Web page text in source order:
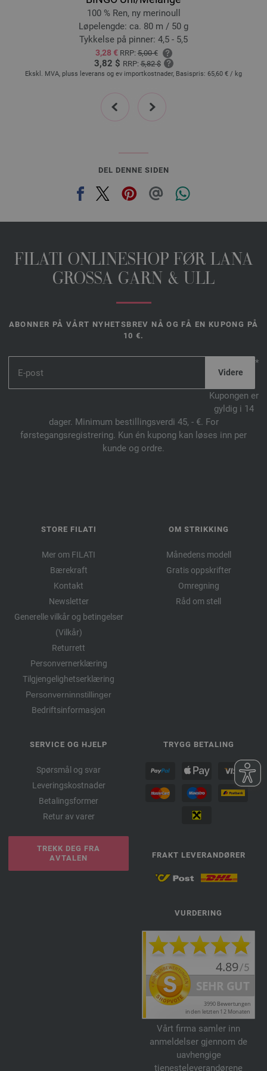
100 % Ren, ny merinoull
Løpelengde: ca. 80 m / 50 g
Tykkelse på pinner: 4,5 - 5,5
3,28 € RRP:5,00 €
3,82 $ RRP:5,82 $
Ekskl. MVA, pluss leverans og ev importkostnader, Basispris: 65,60 € / kg
prev next
DEL DENNE SIDEN
FILATI ONLINESHOP FØR LANA
GROSSA GARN & ULL
ABONNER PÅ VÅRT NYHETSBREV NÅ OG FÅ EN KUPONG PÅ
10 €.
*
Kupongen er
gyldig i 14
dager. Minimum bestillingsverdi 45, - €. For
førstegangsregistrering. Kun én kupong kan løses inn per
kunde og ordre.
STORE FILATI
Mer om FILATI
Bærekraft
Kontakt
Newsletter
Generelle vilkår og betingelser
(Vilkår)
Returrett
Personvernerklæring
Tilgjengelighetserklæring
Personverninnstillinger
Bedriftsinformasjon
OM STRIKKING
Månedens modell
Gratis oppskrifter
Omregning
Råd om stell
SERVICE OG HJELP
Spørsmål og svar
Leveringskostnader
Betalingsformer
Retur av varer
TREKK DEG FRA
AVTALEN
TRYGG BETALING
FRAKT LEVERANDØRER
VURDERING
Vårt firma samler inn
anmeldelser gjennom de
uavhengige
tjenesteleverandørene